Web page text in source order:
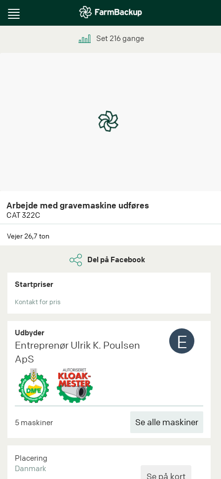
Toggle
Set 216gange
Arbejde med gravemaskine udføres
CAT 322C
Vejer 26,7 ton
Del på Facebook
Startpriser
Kontakt for pris
Udbyder
Entreprenør Ulrik K. Poulsen
ApS
E
5 maskiner Se alle maskiner
Placering
Danmark